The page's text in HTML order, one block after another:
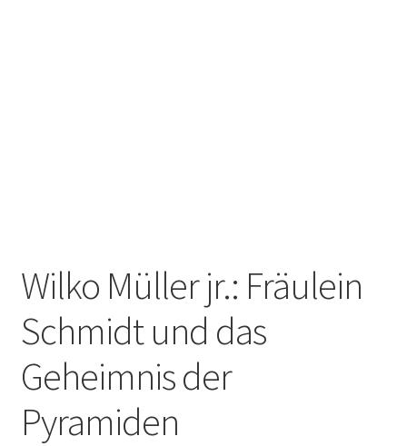
Wilko Müller jr.: Fräulein
Schmidt und das
Geheimnis der
Pyramiden